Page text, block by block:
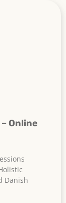
Online
Danish